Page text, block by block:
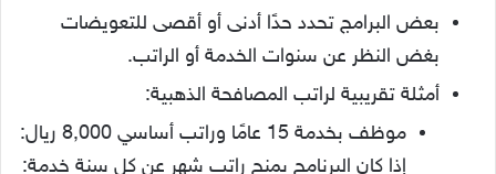
بعض البرامج تحدد حدًا أدنى أو أقصى للتعويضات
بغض النظر عن سنوات الخدمة أو الراتب.
أمثلة تقريبية لراتب المصافحة الذهبية:
موظف بخدمة 15 عامًا وراتب أساسي 8,000 ريال:
إذا كان البرنامج يمنح راتب شهر عن كل سنة خدمة: